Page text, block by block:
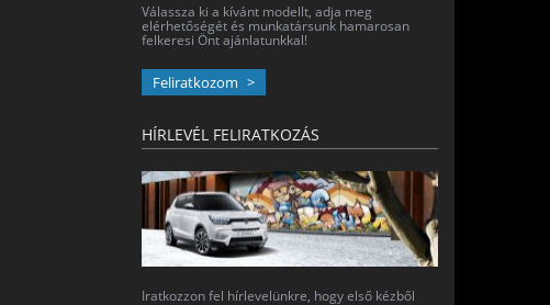
Válassza ki a kívánt modellt, adja meg
elérhetőségét és munkatársunk hamarosan
felkeresi Önt ajánlatunkkal!
Feliratkozom
HÍRLEVÉL FELIRATKOZÁS
Iratkozzon fel hírlevelünkre, hogy első kézből